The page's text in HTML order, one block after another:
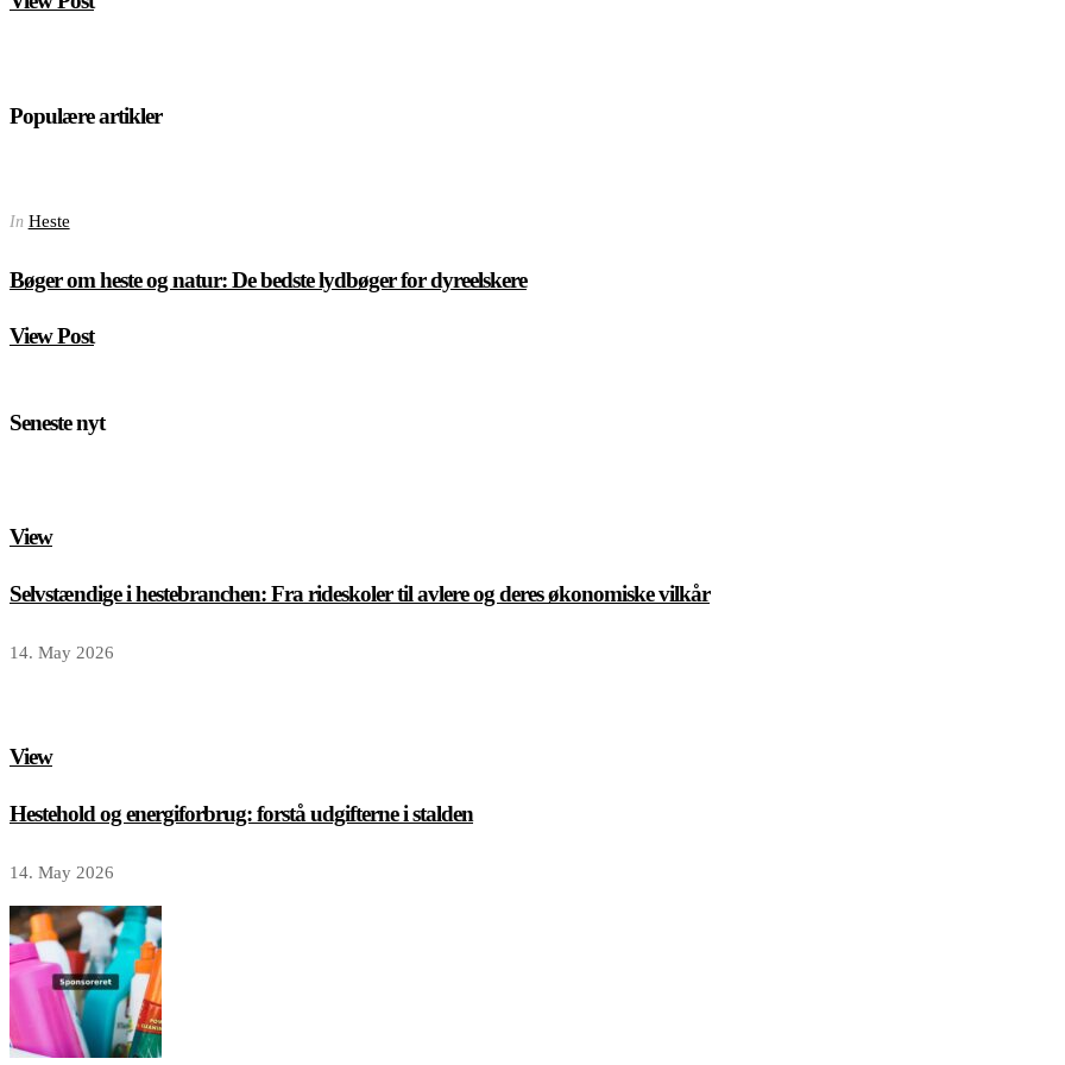
Populære artikler
In Heste
Bøger om heste og natur: De bedste lydbøger for dyreelskere
View Post
Seneste nyt
View
Selvstændige i hestebranchen: Fra rideskoler til avlere og deres økonomiske vilkår
14. May 2026
View
Hestehold og energiforbrug: forstå udgifterne i stalden
14. May 2026